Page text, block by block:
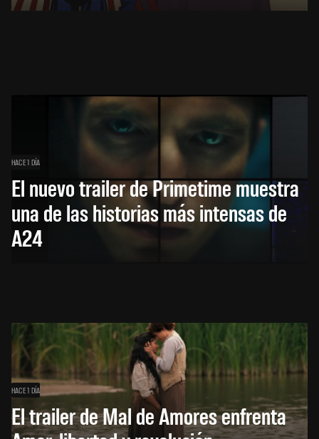
HACE 1 DÍA
El nuevo trailer de Primetime muestra
una de las historias más intensas de
A24
HACE 1 DÍA
El trailer de Mal de Amores enfrenta